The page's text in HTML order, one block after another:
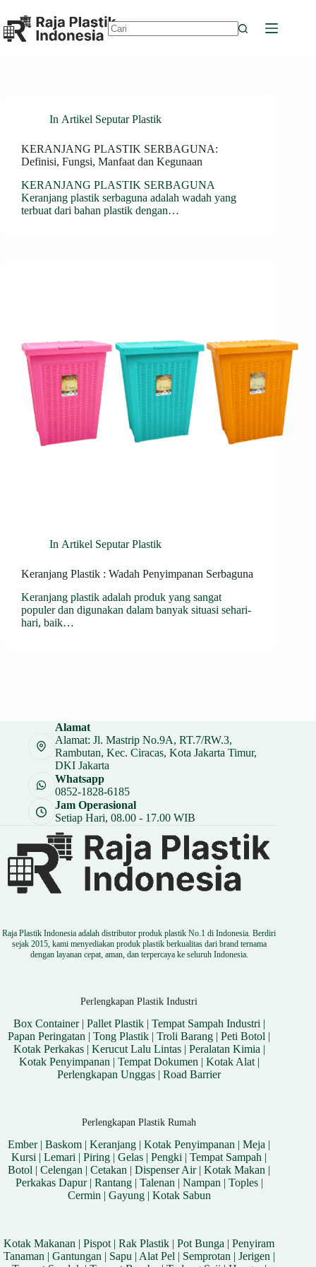
to
content
In Artikel Seputar Plastik
KERANJANG PLASTIK SERBAGUNA:
Definisi, Fungsi, Manfaat dan Kegunaan
KERANJANG PLASTIK SERBAGUNA
Keranjang plastik serbaguna adalah wadah yang
terbuat dari bahan plastik dengan…
In Artikel Seputar Plastik
Keranjang Plastik : Wadah Penyimpanan Serbaguna
Keranjang plastik adalah produk yang sangat
populer dan digunakan dalam banyak situasi sehari-
hari, baik…
Alamat
Alamat: Jl. Mastrip No.9A, RT.7/RW.3,
Rambutan, Kec. Ciracas, Kota Jakarta Timur,
DKI Jakarta
Whatsapp
0852-1828-6185
Jam Operasional
Setiap Hari, 08.00 - 17.00 WIB
Raja Plastik Indonesia adalah distributor produk plastik No.1 di Indonesia. Berdiri
sejak 2015, kami menyediakan produk plastik berkualitas dari brand ternama
dengan layanan cepat, aman, dan terpercaya ke seluruh Indonesia.
Perlengkapan Plastik Industri
Box Container| Pallet Plastik| Tempat Sampah Industri |
Papan Peringatan |Tong Plastik |Troli Barang |Peti Botol |
Kotak Perkakas| Kerucut Lalu Lintas| Peralatan Kimia |
Kotak Penyimpanan | Tempat Dokumen | Kotak Alat|
Perlengkapan Unggas |Road Barrier
Perlengkapan Plastik Rumah
Ember|Baskom |Keranjang |Kotak Penyimpanan |Meja |
Kursi |Lemari |Piring |Gelas |Pengki |Tempat Sampah |
Botol |Celengan |Cetakan |Dispenser Air|Kotak Makan |
Perkakas Dapur| Rantang| Talenan | Nampan | Toples|
Cermin | Gayung| Kotak Sabun
Kotak Makanan |Pispot |Rak Plastik |Pot Bunga |Penyiram
Tanaman | Gantungan | Sapu | Alat Pel | Semprotan | Jerigen |